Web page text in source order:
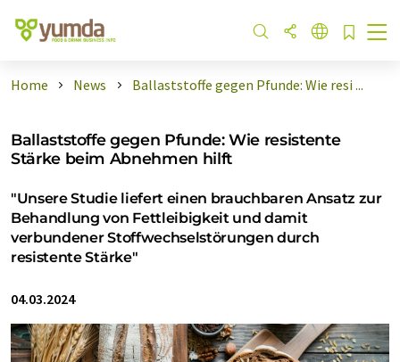
Home News Ballaststoffe gegen Pfunde: Wie resi ...
Ballaststoffe gegen Pfunde: Wie resistente
Stärke beim Abnehmen hilft
"Unsere Studie liefert einen brauchbaren Ansatz zur
Behandlung von Fettleibigkeit und damit
verbundener Stoffwechselstörungen durch
resistente Stärke"
04.03.2024